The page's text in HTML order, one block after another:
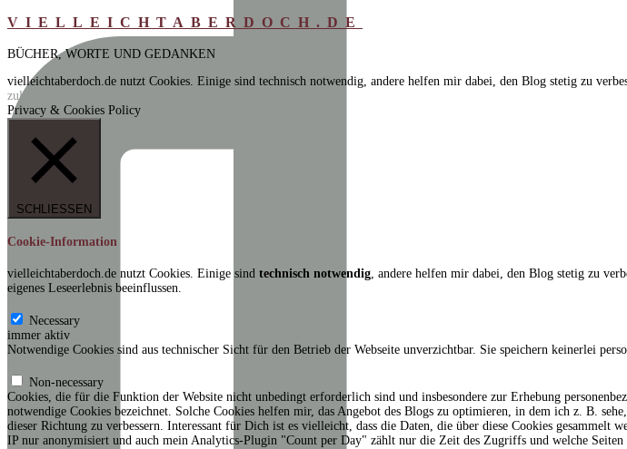
VIELLEICHTABERDOCH.DE
BÜCHER, WORTE UND GEDANKEN
vielleichtaberdoch.de nutzt Cookies. Einige sind technisch notwendig, andere helfen mir dabei, den Blog stetig zu
zulassen
Privacy & Cookies Policy
SCHLIESSEN
Cookie-Information
vielleichtaberdoch.de nutzt Cookies. Einige sind technisch notwendig, andere helfen mir dabei, den Blog stetig zu
eigenes Leseerlebnis beeinflussen.
Necessary
immer aktiv
Notwendige Cookies sind aus technischer Sicht für den Betrieb der Webseite unverzichtbar. Sie speichern keinerlei
Non-necessary
Cookies, die für die Funktion der Website nicht unbedingt erforderlich sind und insbesondere zur Erhebung
notwendige Cookies bezeichnet. Solche Cookies helfen mir, das Angebot des Blogs zu optimieren, in dem ich z. B.
dieser Richtung zu verbessern. Interessant für Dich ist es vielleicht, dass die Daten, die über diese Cookies
IP nur anonymisiert und auch mein Analytics-Plugin "Count per Day" zählt nur die Zeit des Zugriffs und welche